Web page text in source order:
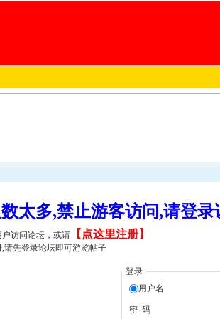
数太多,禁止游客访问,请登
访问论坛，或请 【 点这里注册】
请先登录论坛即可游览帖子
登录
用户名
密 码